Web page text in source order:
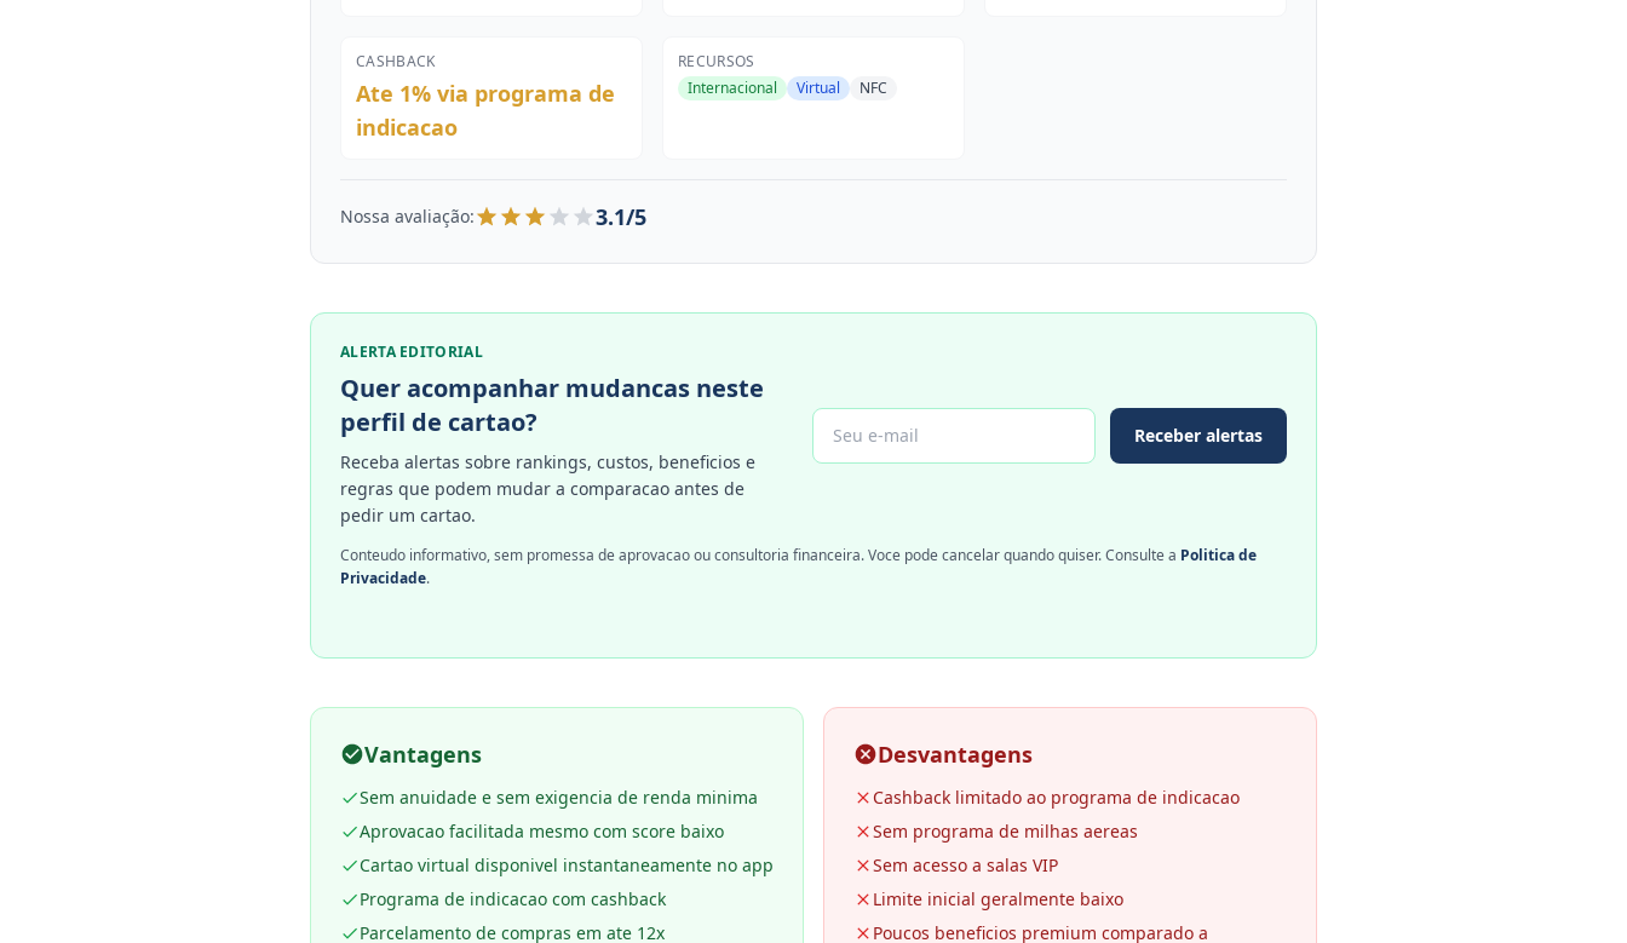
CASHBACK
Ate 1% via programa de
indicacao
RECURSOS
Internacional
Virtual NFC
Nossa avaliação: 3.1/5
ALERTA EDITORIAL
Quer acompanhar mudancas neste
perfil de cartao?
Receba alertas sobre rankings, custos, beneficios e
regras que podem mudar a comparacao antes de
pedir um cartao.
Receber alertas
Conteudo informativo, sem promessa de aprovacao ou consultoria financeira. Voce pode cancelar quando quiser. Consulte a Politica de
Privacidade.
Vantagens
Sem anuidade e sem exigencia de renda minima
Aprovacao facilitada mesmo com score baixo
Cartao virtual disponivel instantaneamente no app
Programa de indicacao com cashback
Parcelamento de compras em ate 12x
Desvantagens
Cashback limitado ao programa de indicacao
Sem programa de milhas aereas
Sem acesso a salas VIP
Limite inicial geralmente baixo
Poucos beneficios premium comparado a